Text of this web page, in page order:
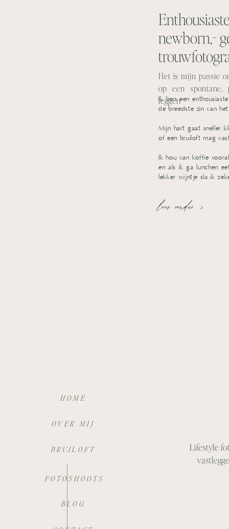
lees verder >
Ik ben een
de breedste zin van
Mijn hart gaat sneller
of een bruiloft mag
​Ik hou van koffie
en als ik ga lunchen
lekker wijntje sla ik
newborn,-
Het is mijn passie
op een spontane,
leggen
Lifestyle
HOME
OVER MIJ
BRUILOFT
FOTOSHOOTS
BLOG